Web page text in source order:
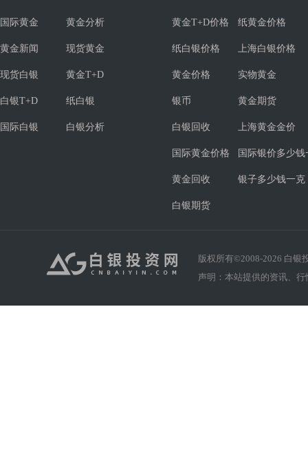
国际黄金 黄金分析
黄金新闻 现货黄金
现货白银 黄金T+D
白银T+D 纸白银
国际白银 白银分析
黄金T+D价格 纸黄金价格
纸白银价格 上海白银价格
黄金价格 实物黄金
银币 黄金期货
白银回收 上海黄金金价
国际黄金价格 国际银价多少钱
黄金回收 银子多少钱一克
白银期货
版权所有©2008-2026 白银
声明：本站提供的资讯、